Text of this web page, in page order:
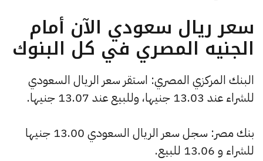
سعر ريال سعودي الآن أمام
الجنيه المصري في كل البنوك
البنك المركزي المصري: استقر سعر الريال السعودي
للشراء عند 13.03 جنيها، وللبيع عند 13.07 جنيها.
بنك مصر: سجل سعر الريال السعودي 13.00 جنيها
للشراء و 13.06 للبيع.